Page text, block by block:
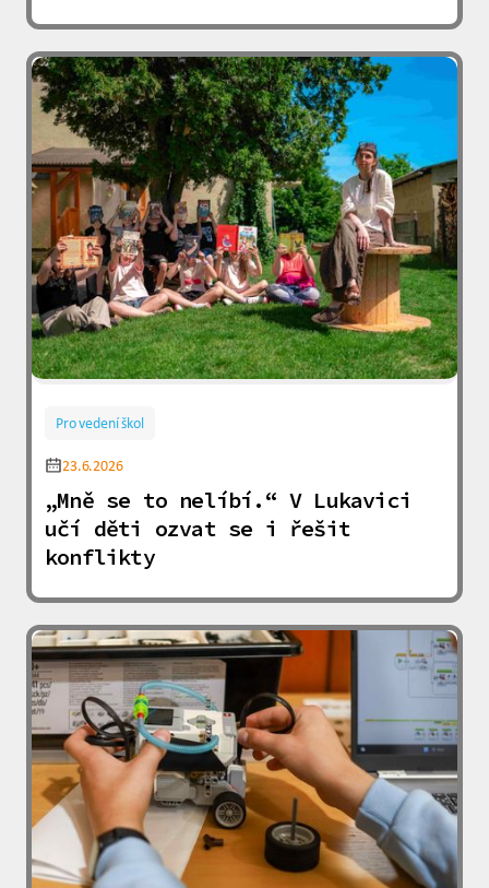
Pro vedení škol
23.6.2026
„Mně se to nelíbí.“ V Lukavici
učí děti ozvat se i řešit
konflikty